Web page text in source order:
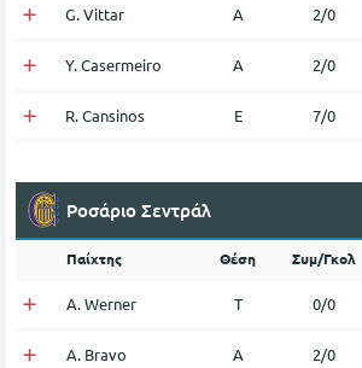
G. Vittar Α 2/0
Y. Casermeiro Α 2/0
R. Cansinos Ε 7/0
Ροσάριο Σεντράλ
Παίχτης Θέση Συμ/Γκολ
A. Werner Τ 0/0
A. Bravo Α 2/0